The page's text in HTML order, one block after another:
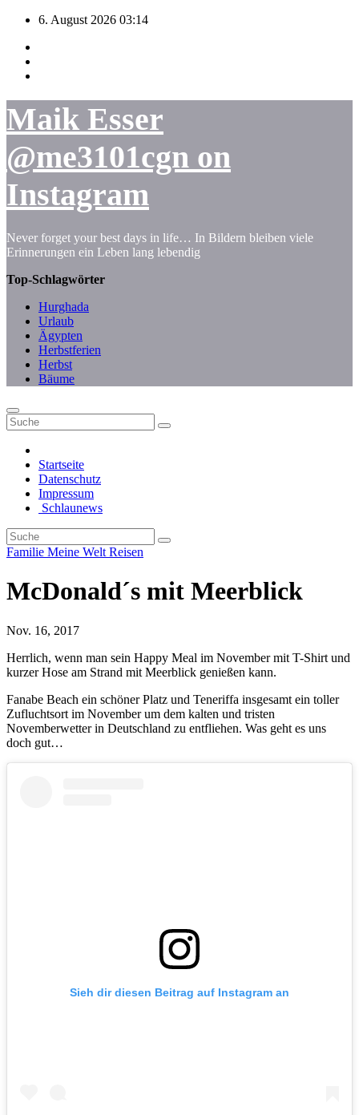
Zum
springen
6. August 2026 03:14
Maik Esser
@me3101cgn on
Instagram
Never forget your best days in life… In Bildern bleiben viele
Erinnerungen ein Leben lang lebendig
Top-Schlagwörter
Hurghada
Urlaub
Ägypten
Herbstferien
Herbst
Bäume
Startseite
Datenschutz
Impressum
Schlaunews
Familie Meine Welt Reisen
McDonald´s mit Meerblick
Nov. 16, 2017
Herrlich, wenn man sein Happy Meal im November mit T-Shirt und
kurzer Hose am Strand mit Meerblick genießen kann.
Fanabe Beach ein schöner Platz und Teneriffa insgesamt ein toller
Zufluchtsort im November um dem kalten und tristen
Novemberwetter in Deutschland zu entfliehen. Was geht es uns
doch gut…
Sieh dir diesen Beitrag auf Instagram an